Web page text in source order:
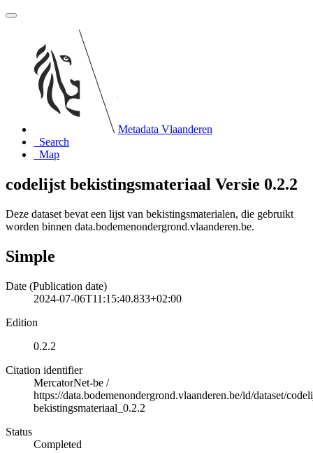
Metadata Vlaanderen
Search
Map
codelijst bekistingsmateriaal Versie 0.2.2
Deze dataset bevat een lijst van bekistingsmaterialen, die gebruikt
worden binnen data.bodemenondergrond.vlaanderen.be.
Simple
Date (Publication date)
2024-07-06T11:15:40.833+02:00
Edition
0.2.2
Citation identifier
MercatorNet-be /
https://data.bodemenondergrond.vlaanderen.be/id/dataset/
bekistingsmateriaal_0.2.2
Status
Completed